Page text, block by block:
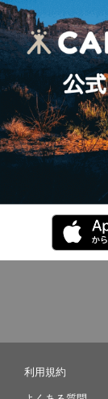
利用規約